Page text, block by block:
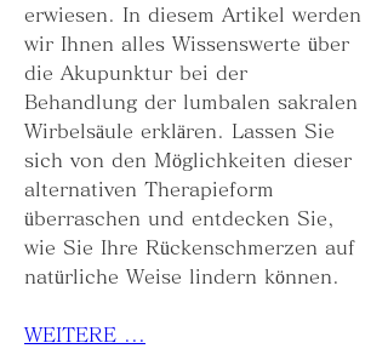
erwiesen. In diesem Artikel werden
wir Ihnen alles Wissenswerte über
die Akupunktur bei der
Behandlung der lumbalen sakralen
Wirbelsäule erklären. Lassen Sie
sich von den Möglichkeiten dieser
alternativen Therapieform
überraschen und entdecken Sie,
wie Sie Ihre Rückenschmerzen auf
natürliche Weise lindern können.
WEITERE ...